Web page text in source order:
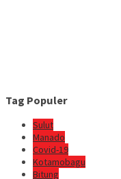
Tag Populer
Sulut
Manado
Covid-19
Kotamobagu
Bitung